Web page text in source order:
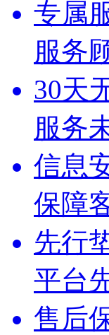
专属
服务
30天
服务
信息
保障
先行
平台
售后